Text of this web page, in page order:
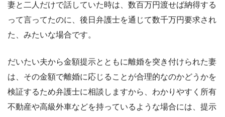
妻と二人だけで話していた時は、数百万円渡せば納得する
って言ってたのに、後日弁護士を通じて数千万円要求され
た、みたいな場合です。
だいたい夫から金額提示とともに離婚を突き付けられた妻
は、その金額で離婚に応じることが合理的なのかどうかを
検証するため弁護士に相談しますから、わかりやすく所有
不動産や高級外車などを持っているような場合には、提示